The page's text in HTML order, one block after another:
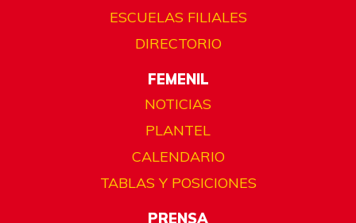
ESCUELAS FILIALES
DIRECTORIO
FEMENIL
NOTICIAS
PLANTEL
CALENDARIO
TABLAS Y POSICIONES
PRENSA